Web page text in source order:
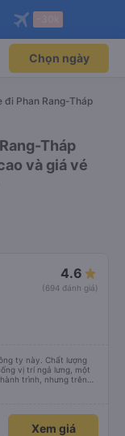
Mở app
Mở app
Chọn ngày
đi Phan Rang-Tháp
Tháp
và giá vé
4.6
(694 đánh giá)
ty này. Chất lượng
vị trí ngả lưng, một
trình, nhưng trên
xe buýt bị trễ một
thoải mái. (Chúng
ngày)Xem giá